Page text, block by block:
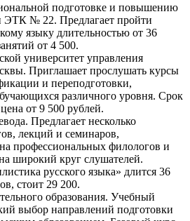
подготовке и повышению
ЭТК № 22. Предлагает пройти
языку длительностью от 36
от 4 500.
университет управления
Приглашает прослушать курсы
и переподготовки,
различного уровня. Срок
от 9 500 рублей.
Предлагает несколько
лекций и семинаров,
профессиональных филологов и
широкий круг слушателей.
русского языка» длится 36
стоит 29 200.
образования. Учебный
выбор направлений подготовки